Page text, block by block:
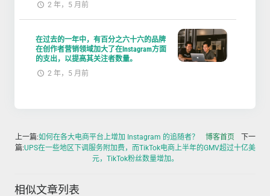
2 年，5 月前
在过去的一年中，有百分之六十六的品牌
在创作者营销领域加大了在Instagram方面
的支出，以提高其关注者数量。
2 年，5 月前
上一篇:如何在各大电商平台上增加 Instagram 的追随者？ 博客首页
下一
篇:UPS在一些地区下调服务附加费，而TikTok电商上半年的GMV超过十亿美
元，TikTok粉丝数量增加。
相似文章列表